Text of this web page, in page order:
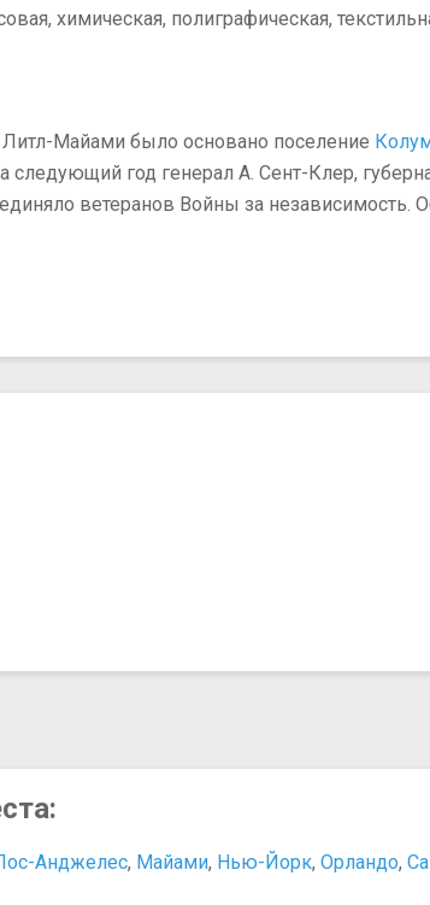
химическая, полиграфическая,
Литл-Майами было основано поселение
год генерал А. Сент-Клер,
ветеранов Войны за
Анджелес, Майами, Нью-Йорк, Орландо,